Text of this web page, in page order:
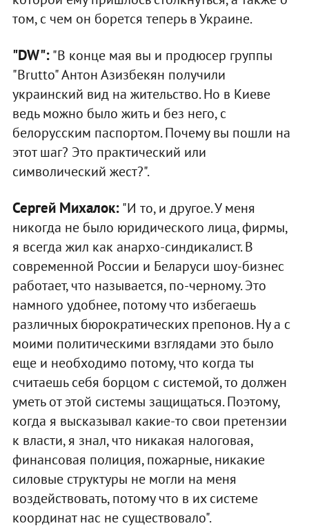
том, с чем он борется теперь в Украине.
"DW":"В конце мая вы и продюсер группы
"Brutto" Антон Азизбекян получили
украинский вид на жительство. Но в Киеве
ведь можно было жить и без него, с
белорусским паспортом. Почему вы пошли на
этот шаг? Это практический или
символический жест?".
Сергей Михалок:"И то, и другое. У меня
никогда не было юридического лица, фирмы,
я всегда жил как анархо-синдикалист. В
современной России и Беларуси шоу-бизнес
работает, что называется, по-черному. Это
намного удобнее, потому что избегаешь
различных бюрократических препонов. Ну а с
моими политическими взглядами это было
еще и необходимо потому, что когда ты
считаешь себя борцом с системой, то должен
уметь от этой системы защищаться. Поэтому,
когда я высказывал какие-то свои претензии
к власти, я знал, что никакая налоговая,
финансовая полиция, пожарные, никакие
силовые структуры не могли на меня
воздействовать, потому что в их системе
координат нас не существовало".